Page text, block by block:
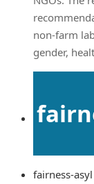
non-farm
gender,
fairness-